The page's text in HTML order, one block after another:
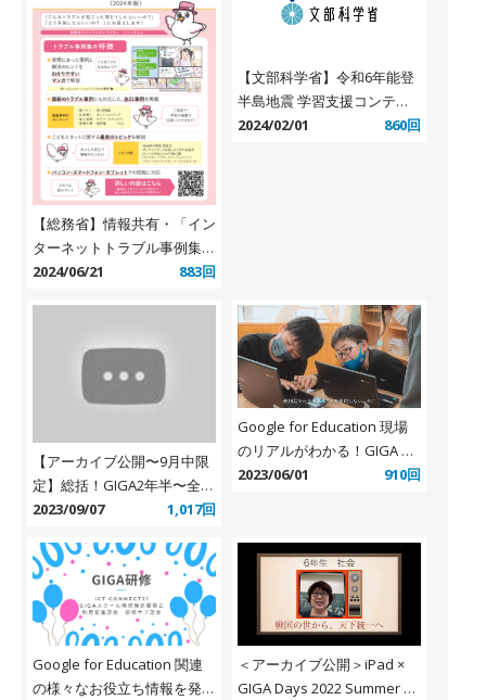
【総務省】情報共有・「イン
ターネットトラブル事例集
（2024年版）」
2024/06/21 883回
【文部科学省】令和6年能登
半島地震 学習支援コンテン
ツ等
2024/02/01 860回
【アーカイブ公開〜9月中限
定】総括！GIGA2年半〜全国
で起こった学びの大改革を語
2023/09/07 1,017回
Google for Education 現場
のリアルがわかる！GIGA ス
クール構想実現の姿＜
2023/06/01 910回
Google for Education 関連
の様々なお役立ち情報を発信
＜アーカイブ公開＞iPad ×
GIGA Days 2022 Summer 全